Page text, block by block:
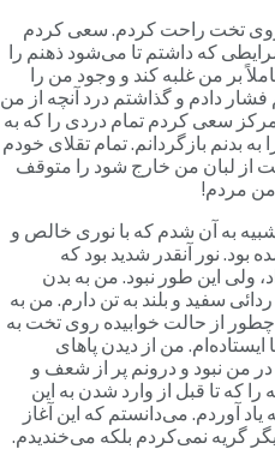
تخت راحت کردم. سعی کردم
که داشتم تا می‌شود ذهنم را
بر من غلبه کند و وجود من را
فشار دادم و گذاشتم درد آنچه از من
سعی کردم تمام دردی را که به
بدنم بازگردانم. تمام تقلای خودم
از لبان من خارج شود را متوقف
مردم!
به آن شدم که با نوری خالص و
بود. نور آنقدر شدید بود که
این طور نبود. من به بدن
سفید و بلند به تن دارم. من به
از حالت خوابیده روی تخت به
من از دیدن پاهای
من نبود و درونم پر از شعف و
که تا قبل از وارد شدن به این
یاد آوردم. می‌دانستم که این آغاز
گریه نمی‌کردم بلکه می‌خندیدم.